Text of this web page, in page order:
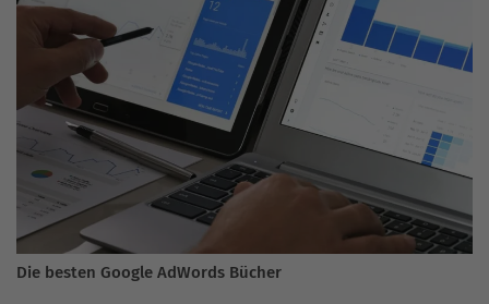
Die besten Google AdWords Bücher